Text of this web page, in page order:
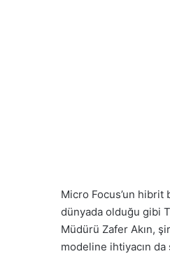
Micro Focus’un hibrit
dünyada olduğu gibi
Müdürü Zafer Akın,
modeline ihtiyacın da